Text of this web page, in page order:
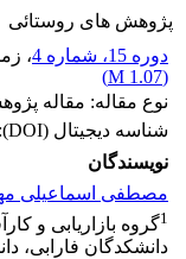
پژوهش های روستائی
دوره 15، شماره 4
،
(
1.07 M
)
نوع مقاله: مقاله
شناسه دیجیتال (DOI):
نویسندگان
مصطفی اسماعیلی
1گروه بازاریابی و
دانشکدگان فارابی،